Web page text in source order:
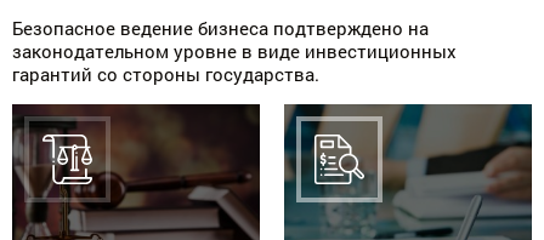
Безопасное ведение бизнеса подтверждено на
законодательном уровне в виде инвестиционных
гарантий со стороны государства.